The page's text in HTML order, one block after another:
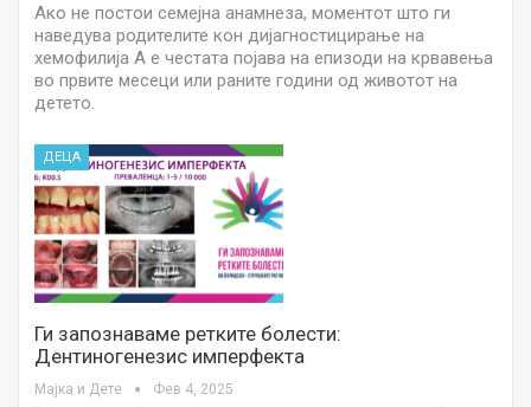
Ако не постои семејна анамнеза, моментот што ги
наведува родителите кон дијагностицирање на
хемофилија А е честата појава на епизоди на крвавења
во првите месеци или раните години од животот на
детето.
ДЕЦА
Ги запознаваме ретките болести:
Дентиногенезис имперфекта
Мајка и Дете Фев 4, 2025